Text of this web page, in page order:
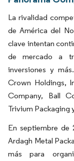
La rivalidad
de América del
clave intentan
de mercado a
inversiones y
Crown Holdings,
Company, Ball
Trivium Packaging
En septiembre de
Ardagh Metal
más para